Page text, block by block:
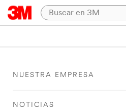
NUESTRA EMPRESA
NOTICIAS